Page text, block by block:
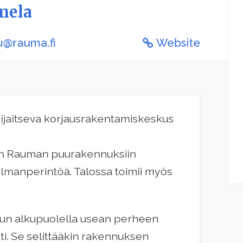
Website
korjausrakentamiskeskus
Rauman puurakennuksiin
Talossa toimii myös
alkupuolella usean perheen
Se selittääkin rakennuksen